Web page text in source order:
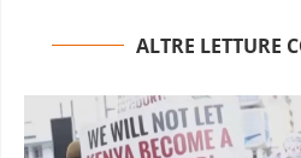
ALTRE LETTURE